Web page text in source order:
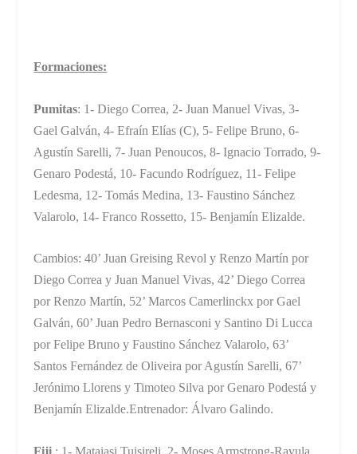
Formaciones:
Pumitas: 1- Diego Correa, 2- Juan Manuel Vivas, 3-
Gael Galván, 4- Efraín Elías (C), 5- Felipe Bruno, 6-
Agustín Sarelli, 7- Juan Penoucos, 8- Ignacio Torrado, 9-
Genaro Podestá, 10- Facundo Rodríguez, 11- Felipe
Ledesma, 12- Tomás Medina, 13- Faustino Sánchez
Valarolo, 14- Franco Rossetto, 15- Benjamín Elizalde.
Cambios: 40’ Juan Greising Revol y Renzo Martín por
Diego Correa y Juan Manuel Vivas, 42’ Diego Correa
por Renzo Martín, 52’ Marcos Camerlinckx por Gael
Galván, 60’ Juan Pedro Bernasconi y Santino Di Lucca
por Felipe Bruno y Faustino Sánchez Valarolo, 63’
Santos Fernández de Oliveira por Agustín Sarelli, 67’
Jerónimo Llorens y Timoteo Silva por Genaro Podestá y
Benjamín Elizalde.Entrenador: Álvaro Galindo.
Fiji : 1- Mataiasi Tuisireli, 2- Moses Armstrong-Ravula,